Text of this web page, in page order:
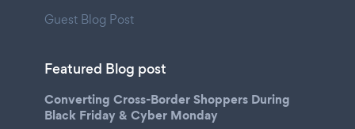
Guest Blog Post
Featured Blog post
Converting Cross-Border Shoppers During
Black Friday & Cyber Monday